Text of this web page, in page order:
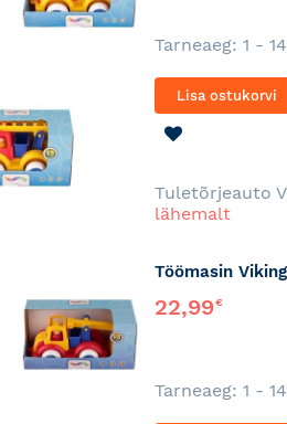
Tarneaeg: 1 -
Lisa ostukorvi
Tuletõrjeauto
lähemalt
Töömasin
22,99€
Tarneaeg: 1 -